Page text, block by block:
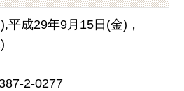
平成29年9月15日(金)，
2-0277